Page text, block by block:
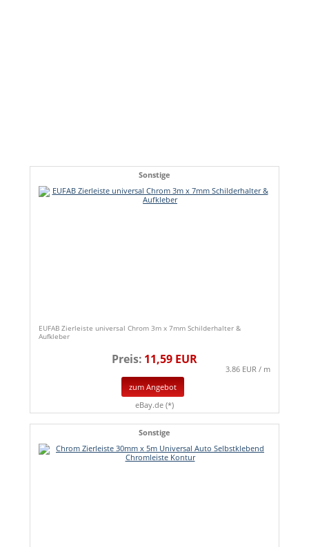
Sonstige
EUFAB Zierleiste universal Chrom 3m x 7mm Schilderhalter &
Aufkleber
Preis: 11,59 EUR
3.86 EUR / m
zum Angebot
eBay.de (*)
Sonstige